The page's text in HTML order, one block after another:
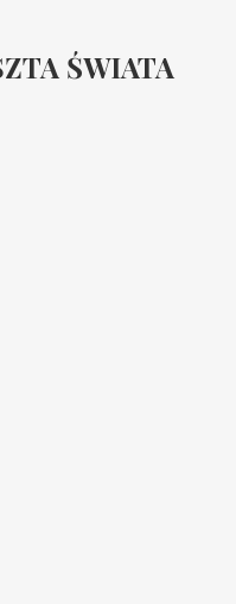
ŚWIATA